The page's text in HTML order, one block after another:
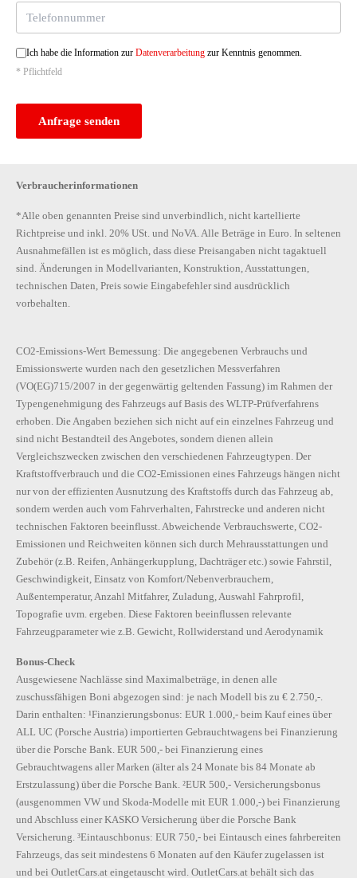
Ich habe die Information zur Datenverarbeitung zur Kenntnis genommen.
* Pflichtfeld
Anfrage senden
Verbraucherinformationen
*Alle oben genannten Preise sind unverbindlich, nicht kartellierte
Richtpreise und inkl. 20% USt. und NoVA. Alle Beträge in Euro. In seltenen
Ausnahmefällen ist es möglich, dass diese Preisangaben nicht tagaktuell
sind. Änderungen in Modellvarianten, Konstruktion, Ausstattungen,
technischen Daten, Preis sowie Eingabefehler sind ausdrücklich
vorbehalten.
CO2-Emissions-Wert Bemessung: Die angegebenen Verbrauchs und
Emissionswerte wurden nach den gesetzlichen Messverfahren
(VO(EG)715/2007 in der gegenwärtig geltenden Fassung) im Rahmen der
Typengenehmigung des Fahrzeugs auf Basis des WLTP-Prüfverfahrens
erhoben. Die Angaben beziehen sich nicht auf ein einzelnes Fahrzeug und
sind nicht Bestandteil des Angebotes, sondern dienen allein
Vergleichszwecken zwischen den verschiedenen Fahrzeugtypen. Der
Kraftstoffverbrauch und die CO2-Emissionen eines Fahrzeugs hängen nicht
nur von der effizienten Ausnutzung des Kraftstoffs durch das Fahrzeug ab,
sondern werden auch vom Fahrverhalten, Fahrstrecke und anderen nicht
technischen Faktoren beeinflusst. Abweichende Verbrauchswerte, CO2-
Emissionen und Reichweiten können sich durch Mehrausstattungen und
Zubehör (z.B. Reifen, Anhängerkupplung, Dachträger etc.) sowie Fahrstil,
Geschwindigkeit, Einsatz von Komfort/Nebenverbrauchern,
Außentemperatur, Anzahl Mitfahrer, Zuladung, Auswahl Fahrprofil,
Topografie uvm. ergeben. Diese Faktoren beeinflussen relevante
Fahrzeugparameter wie z.B. Gewicht, Rollwiderstand und Aerodynamik
Bonus-Check
Ausgewiesene Nachlässe sind Maximalbeträge, in denen alle
zuschussfähigen Boni abgezogen sind: je nach Modell bis zu € 2.750,-.
Darin enthalten: ¹Finanzierungsbonus: EUR 1.000,- beim Kauf eines über
ALL UC (Porsche Austria) importierten Gebrauchtwagens bei Finanzierung
über die Porsche Bank. EUR 500,- bei Finanzierung eines
Gebrauchtwagens aller Marken (älter als 24 Monate bis 84 Monate ab
Erstzulassung) über die Porsche Bank. ²EUR 500,- Versicherungsbonus
(ausgenommen VW und Skoda-Modelle mit EUR 1.000,-) bei Finanzierung
und Abschluss einer KASKO Versicherung über die Porsche Bank
Versicherung. ³Eintauschbonus: EUR 750,- bei Eintausch eines fahrbereiten
Fahrzeugs, das seit mindestens 6 Monaten auf den Käufer zugelassen ist
und bei OutletCars.at eingetauscht wird. OutletCars.at behält sich das